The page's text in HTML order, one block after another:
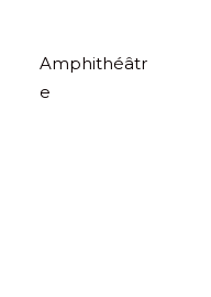
Amphithéâtr
e